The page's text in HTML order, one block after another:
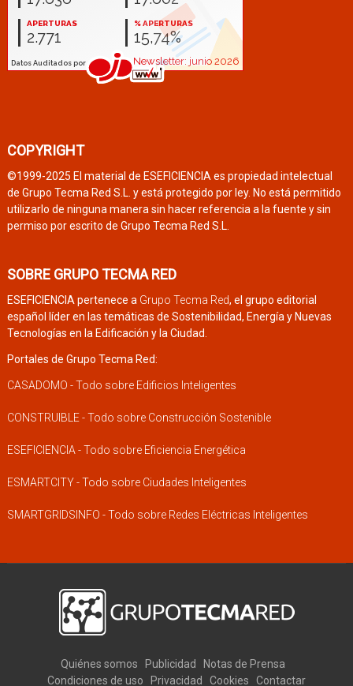
COPYRIGHT
©1999-2025 El material de ESEFICIENCIA es propiedad intelectual
de Grupo Tecma Red S.L. y está protegido por ley. No está permitido
utilizarlo de ninguna manera sin hacer referencia a la fuente y sin
permiso por escrito de Grupo Tecma Red S.L.
SOBRE GRUPO TECMA RED
ESEFICIENCIA pertenece a Grupo Tecma Red, el grupo editorial
español líder en las temáticas de Sostenibilidad, Energía y Nuevas
Tecnologías en la Edificación y la Ciudad.
Portales de Grupo Tecma Red:
CASADOMO - Todo sobre Edificios Inteligentes
CONSTRUIBLE - Todo sobre Construcción Sostenible
ESEFICIENCIA - Todo sobre Eficiencia Energética
ESMARTCITY - Todo sobre Ciudades Inteligentes
SMARTGRIDSINFO - Todo sobre Redes Eléctricas Inteligentes
Quiénes somos Publicidad
Notas de Prensa
Condiciones de uso
Privacidad Cookies Contactar